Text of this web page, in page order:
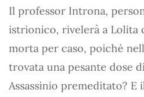
Il professor Introna,
istrionico, rivelerà a Lolita
morta per caso, poiché
trovata una pesante dose
Assassinio premeditato? E